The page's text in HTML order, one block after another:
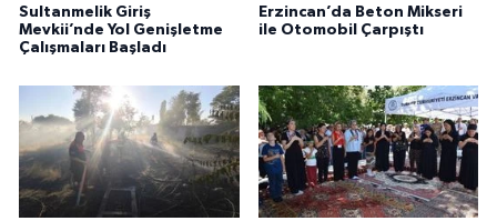
Sultanmelik Giriş
Mevkii’nde Yol Genişletme
Çalışmaları Başladı
Erzincan’da Beton Mikseri
ile Otomobil Çarpıştı